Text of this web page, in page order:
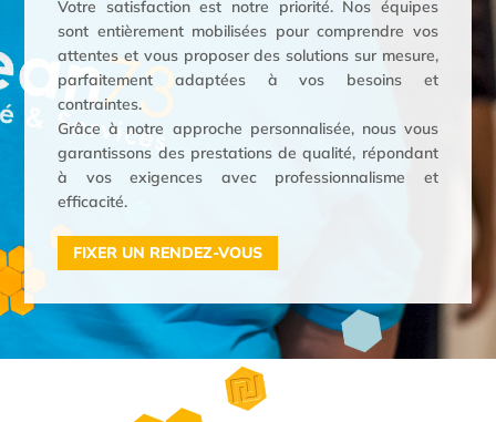
Votre satisfaction est notre priorité. Nos équipes
sont entièrement mobilisées pour comprendre vos
attentes et vous proposer des solutions sur mesure,
parfaitement adaptées à vos besoins et
contraintes.
Grâce à notre approche personnalisée, nous vous
garantissons des prestations de qualité, répondant
à vos exigences avec professionnalisme et
efficacité.
FIXER UN RENDEZ-VOUS